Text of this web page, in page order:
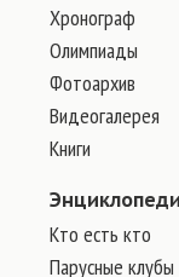
Хронограф
Олимпиады
Фотоархив
Видеогалерея
Книги
Кто есть кто
Парусные клубы